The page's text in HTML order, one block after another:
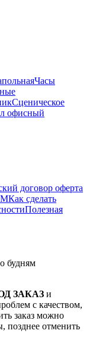
Часы
Сценическое
офисный
договор оферта
Как сделать
Полезная
будням
ЗАКАЗ и
с качеством,
заказ можно
позднее отменить